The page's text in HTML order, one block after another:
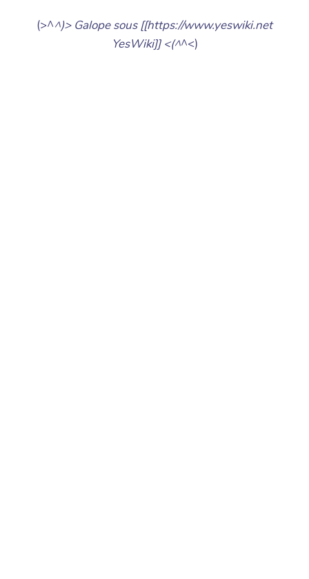
(>^^)> Galope sous [[https://www.yeswiki.net
YesWiki]] <(^^<)